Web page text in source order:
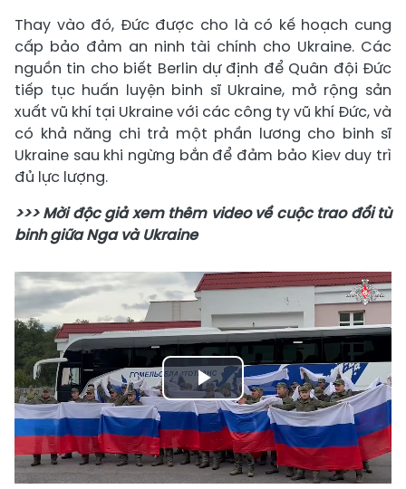
Thay vào đó, Đức được cho là có kế hoạch cung
cấp bảo đảm an ninh tài chính cho Ukraine. Các
nguồn tin cho biết Berlin dự định để Quân đội Đức
tiếp tục huấn luyện binh sĩ Ukraine, mở rộng sản
xuất vũ khí tại Ukraine với các công ty vũ khí Đức, và
có khả năng chi trả một phần lương cho binh sĩ
Ukraine sau khi ngừng bắn để đảm bảo Kiev duy trì
đủ lực lượng.
>>> Mời độc giả xem thêm video về cuộc trao đổi tù
binh giữa Nga và Ukraine
Play
Video